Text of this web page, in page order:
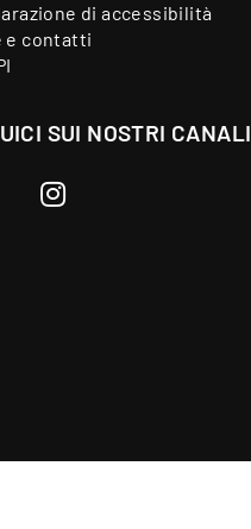
di accessibilità
e contatti
SUI NOSTRI CANALI
Facebook